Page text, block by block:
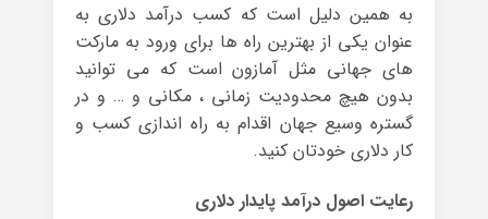
به همین دلیل است که کسب درآمد دلاری به
عنوان یکی از بهترین راه ها برای ورود به مارکت
های جهانی مثل آمازون است که می توانید
بدون هیچ محدودیت زمانی ، مکانی و … و در
گستره وسیع جهان اقدام به راه اندازی کسب و
کار دلاری خودتان کنید.
رعایت اصول درآمد پایدار دلاری